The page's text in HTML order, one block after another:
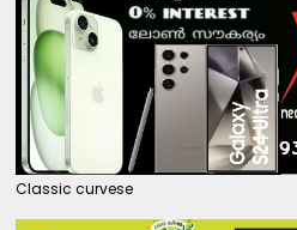
Classic curvese